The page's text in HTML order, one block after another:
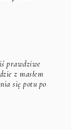
prawdziwe
z masłem
się potu po